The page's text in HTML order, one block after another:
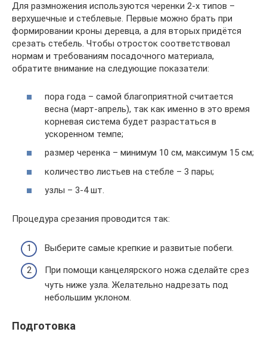
Для размножения используются черенки 2-х типов –
верхушечные и стеблевые. Первые можно брать при
формировании кроны деревца, а для вторых придётся
срезать стебель. Чтобы отросток соответствовал
нормам и требованиям посадочного материала,
обратите внимание на следующие показатели:
пора года – самой благоприятной считается
весна (март-апрель), так как именно в это время
корневая система будет разрастаться в
ускоренном темпе;
размер черенка – минимум 10 см, максимум 15 см;
количество листьев на стебле – 3 пары;
узлы – 3-4 шт.
Процедура срезания проводится так:
Выберите самые крепкие и развитые побеги.
При помощи канцелярского ножа сделайте срез
чуть ниже узла. Желательно надрезать под
небольшим уклоном.
Подготовка